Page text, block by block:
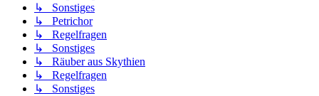
↳ Sonstiges
↳ Petrichor
↳ Regelfragen
↳ Sonstiges
↳ Räuber aus Skythien
↳ Regelfragen
↳ Sonstiges